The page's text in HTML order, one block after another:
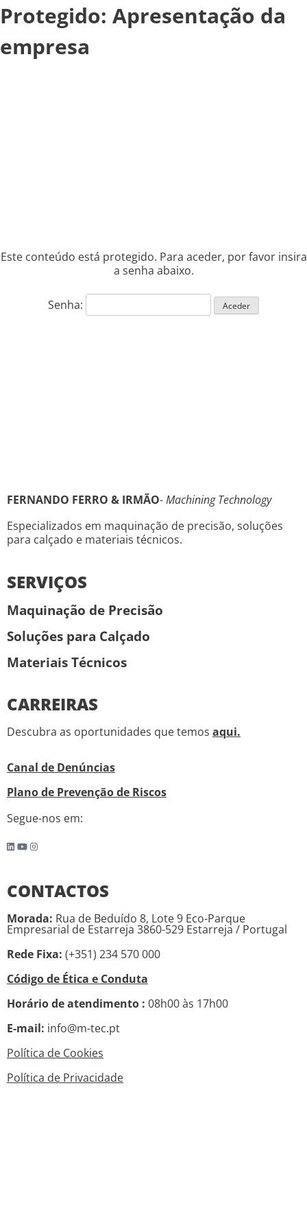
Protegido: Apresentação da
empresa
Este conteúdo está protegido. Para aceder, por favor insira
a senha abaixo.
Senha:
FERNANDO FERRO & IRMÃO-Machining Technology
Especializados em maquinação de precisão, soluções
para calçado e materiais técnicos.
SERVIÇOS
Maquinação de Precisão
Soluções para Calçado
Materiais Técnicos
CARREIRAS
Descubra as oportunidades que temos aqui.
Canal de Denúncias
Plano de Prevenção de Riscos
Segue-nos em:
CONTACTOS
Morada: Rua de Beduído 8, Lote 9 Eco-Parque
Empresarial de Estarreja 3860-529 Estarreja / Portugal
Rede Fixa: (+351) 234 570 000
Código de Ética e Conduta
Horário de atendimento : 08h00 às 17h00
E-mail: info@m-tec.pt
Política de Cookies
Política de Privacidade